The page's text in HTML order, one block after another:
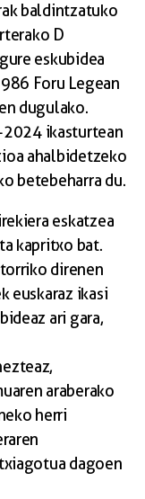
baldintzatuko
D
eskubidea
Foru Legean
dugulako.
ikasturtean
ahalbidetzeko
betebeharra du.
eskatzea
kapritxo bat.
direnen
euskaraz ikasi
ari gara,
araberako
herri
dagoen